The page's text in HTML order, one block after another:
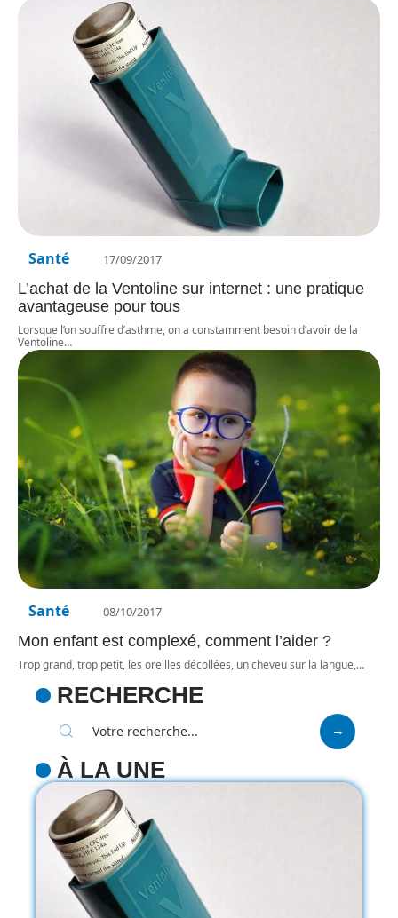
Santé 17/09/2017
L’achat de la Ventoline sur internet : une pratique
avantageuse pour tous
Lorsque l’on souffre d’asthme, on a constamment besoin d’avoir de la
Ventoline…
Santé 08/10/2017
Mon enfant est complexé, comment l’aider ?
Trop grand, trop petit, les oreilles décollées, un cheveu sur la langue,…
RECHERCHE
À LA UNE